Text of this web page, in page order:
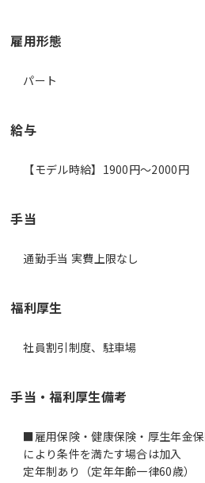
雇用形態
パート
給与
【モデル時給】1900円〜2000円
手当
通勤手当 実費上限なし
福利厚生
社員割引制度、駐車場
手当・福利厚生備考
■雇用保険・健康保険・厚生年金
により条件を満たす場合は加入
定年制あり（定年年齢一律60歳）